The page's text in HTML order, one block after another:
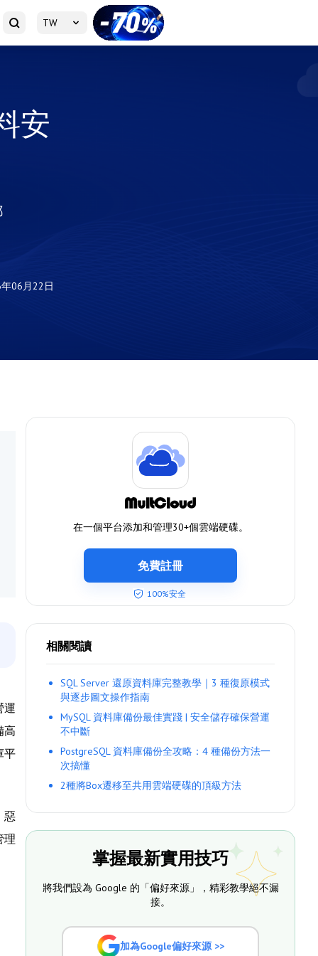
TW
安
06月22日
運
高
平
惡
理
在一個平台添加和管理30+個雲端硬碟。
免費註冊
100%安全
相關閱讀
SQL Server 還原資料庫完整教學｜3 種復原模式
與逐步圖文操作指南
MySQL 資料庫備份最佳實踐 | 安全儲存確保營運
不中斷
PostgreSQL 資料庫備份全攻略：4 種備份方法一
次搞懂
2種將Box遷移至共用雲端硬碟的頂級方法
掌握最新實用技巧
將我們設為 Google 的「偏好來源」，精彩教學絕不漏
接。
加為Google偏好來源 >>